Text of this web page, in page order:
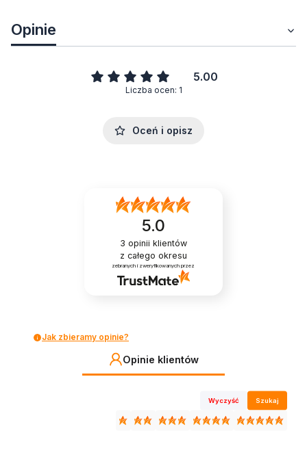
Opinie
5.00
Liczba ocen: 1
Oceń i opisz
5.0
3 opinii klientów
z całego okresu
zebranych i zweryfikowanych przez
Jak zbieramy opinie?
Opinie klientów
Wyczyść Szukaj